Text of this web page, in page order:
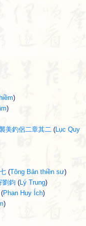
)
)
美釣侶二章其二 (Lục Quy
(Tông Bản thiền sư)
劉鈞 (Lý Trung)
(Phan Huy Ích)
)